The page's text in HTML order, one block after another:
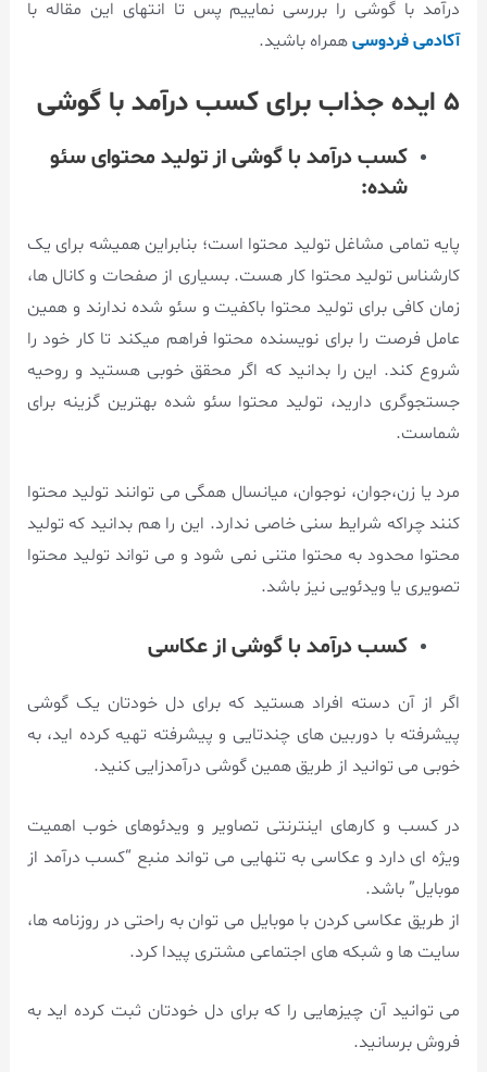
درآمد با گوشی را بررسی نماییم پس تا انتهای این مقاله با
آکادمی فردوسیهمراه باشید.
۵ ایده جذاب برای کسب درآمد با گوشی
کسب درآمد با گوشی از تولید محتوای سئو
شده:
پایه تمامی مشاغل تولید محتوا است؛ بنابراین همیشه برای یک
کارشناس تولید محتوا کار هست. بسیاری از صفحات و کانال ها،
زمان کافی برای تولید محتوا باکفیت و سئو شده ندارند و همین
عامل فرصت را برای نویسنده محتوا فراهم میکند تا کار خود را
شروع کند. این را بدانید که اگر محقق خوبی هستید و روحیه
جستجوگری دارید، تولید محتوا سئو شده بهترین گزینه برای
شماست.
مرد یا زن،جوان، نوجوان، میانسال همگی می توانند تولید محتوا
کنند چراکه شرایط سنی خاصی ندارد. این را هم بدانید که تولید
محتوا محدود به محتوا متنی نمی شود و می تواند تولید محتوا
تصویری یا ویدئویی نیز باشد.
کسب درآمد با گوشی از عکاسی
اگر از آن دسته افراد هستید که برای دل خودتان یک گوشی
پیشرفته با دوربین های چندتایی و پیشرفته تهیه کرده اید، به
خوبی می توانید از طریق همین گوشی درآمدزایی کنید.
در کسب و کارهای اینترنتی تصاویر و ویدئوهای خوب اهمیت
ویژه ای دارد و عکاسی به تنهایی می تواند منبع “کسب درآمد از
موبایل” باشد.
از طریق عکاسی کردن با موبایل می توان به راحتی در روزنامه ها،
سایت ها و شبکه های اجتماعی مشتری پیدا کرد.
می توانید آن چیزهایی را که برای دل خودتان ثبت کرده اید به
فروش برسانید.